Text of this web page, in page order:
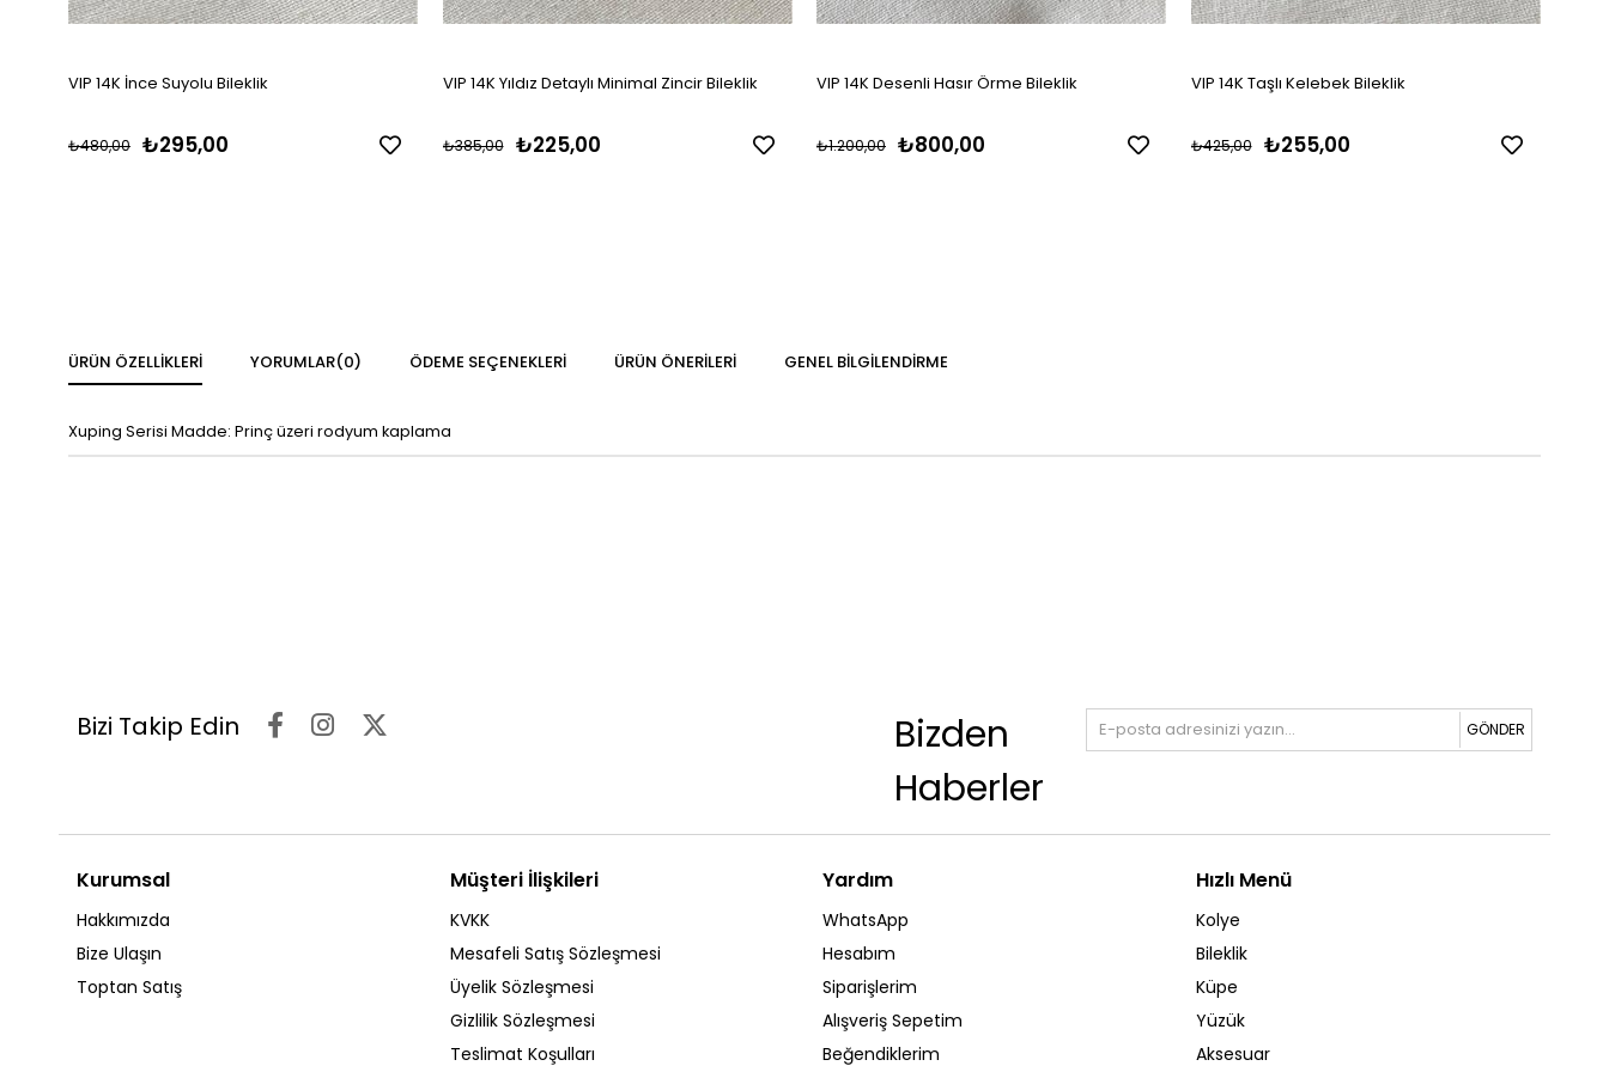
VIP 14K İnce Suyolu Bileklik
₺295,00
₺480,00
VIP 14K Yıldız Detaylı Minimal Zincir Bileklik
₺225,00
₺385,00
VIP 14K Desenli Hasır Örme Bileklik
₺800,00
₺1.200,00
VIP 14K Taşlı Kelebek Bileklik
₺255,00
₺425,00
ÜRÜN ÖZELLIKLERI YORUMLAR(0) ÖDEME SEÇENEKLERI ÜRÜN ÖNERILERI GENEL BILGILENDIRME
Xuping Serisi Madde: Prinç üzeri rodyum kaplama
Bizi Takip Edin
Bizden
Haberler
GÖNDER
Kurumsal
Hakkımızda
Bize Ulaşın
Toptan Satış
Müşteri İlişkileri
KVKK
Mesafeli Satış Sözleşmesi
Üyelik Sözleşmesi
Gizlilik Sözleşmesi
Teslimat Koşulları
Yardım
WhatsApp
Hesabım
Siparişlerim
Alışveriş Sepetim
Beğendiklerim
Hızlı Menü
Kolye
Bileklik
Küpe
Yüzük
Aksesuar